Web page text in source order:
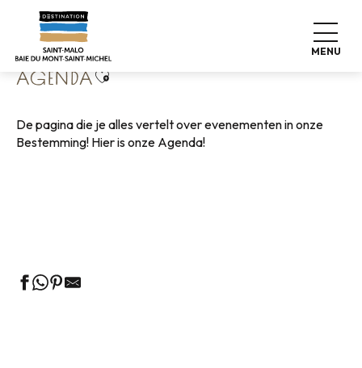
contenu
principal
MENU
Home Wonen zoals thuis
AGENDAAjouter aux favoris
De pagina die je alles vertelt over evenementen in onze
Bestemming! Hier is onze Agenda!